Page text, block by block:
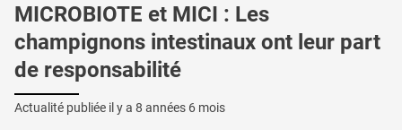
MICROBIOTE et MICI : Les
champignons intestinaux ont leur part
de responsabilité
Actualité publiée il y a 8 années 6 mois